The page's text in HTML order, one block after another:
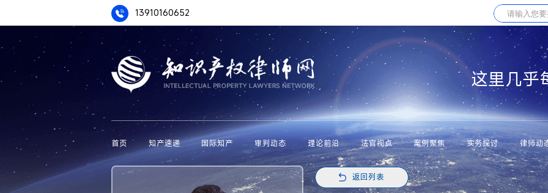
13910160652
这里几乎
首页 知产速递 国际知产 审判动态 理论前沿 法官视点 案例聚焦 实务探讨 律师动
返回列表